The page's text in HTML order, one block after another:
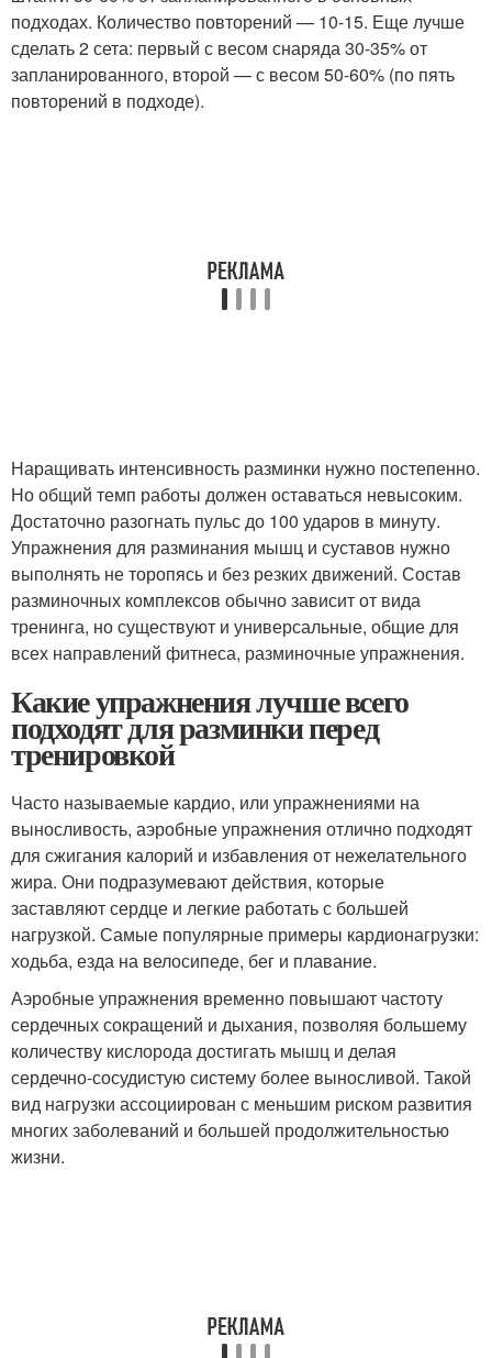
подходах. Количество повторений — 10-15. Еще лучше
сделать 2 сета: первый с весом снаряда 30-35% от
запланированного, второй — с весом 50-60% (по пять
повторений в подходе).
Наращивать интенсивность разминки нужно постепенно.
Но общий темп работы должен оставаться невысоким.
Достаточно разогнать пульс до 100 ударов в минуту.
Упражнения для разминания мышц и суставов нужно
выполнять не торопясь и без резких движений. Состав
разминочных комплексов обычно зависит от вида
тренинга, но существуют и универсальные, общие для
всех направлений фитнеса, разминочные упражнения.
Какие упражнения лучше всего
подходят для разминки перед
тренировкой
Часто называемые кардио, или упражнениями на
выносливость, аэробные упражнения отлично подходят
для сжигания калорий и избавления от нежелательного
жира. Они подразумевают действия, которые
заставляют сердце и легкие работать с большей
нагрузкой. Самые популярные примеры кардионагрузки:
ходьба, езда на велосипеде, бег и плавание.
Аэробные упражнения временно повышают частоту
сердечных сокращений и дыхания, позволяя большему
количеству кислорода достигать мышц и делая
сердечно-сосудистую систему более выносливой. Такой
вид нагрузки ассоциирован с меньшим риском развития
многих заболеваний и большей продолжительностью
жизни.